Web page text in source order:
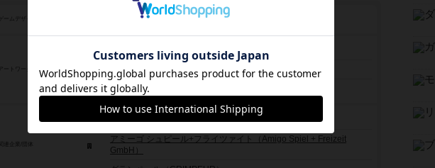
ゲームデザイン 川崎 晋（Susumu Kawasaki）
クレメンス・フランツ（Klemens Franz）
ペーター・シュヴァ・ガボール（Péter Szábo Gabór）
川崎 晋（Susumu Kawasaki）
999ゲームズ（999 Games）
アミーゴ シュピール+フライツァイト（Amigo Spiel + Freizeit
GmbH）